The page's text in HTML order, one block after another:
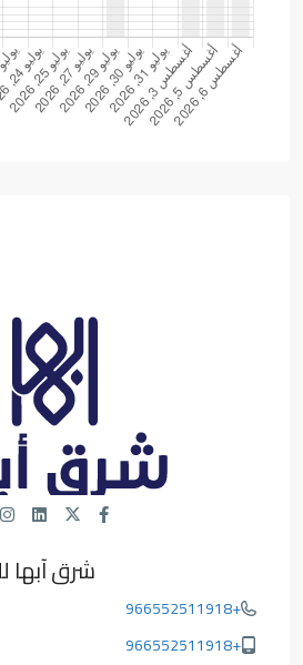
شرق آبها
+966552511918
+966552511918